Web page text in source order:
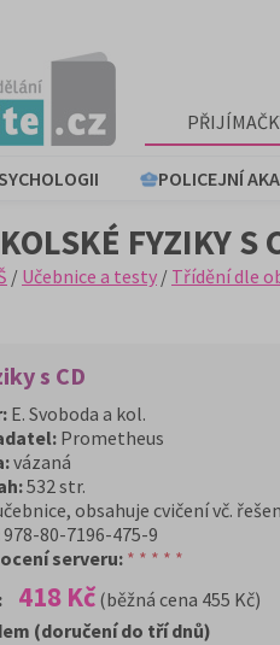
POLICEJNÍ
FYZIKY S
/ Učebnice a testy / Třídění dle
s CD
E. Svoboda a kol.
Prometheus
vázaná
532 str.
obsahuje cvičení vč.
978-80-7196-475-9
serveru:* * * * *
418 Kč (běžná cena 455 Kč)
(doručení do tří dnů)